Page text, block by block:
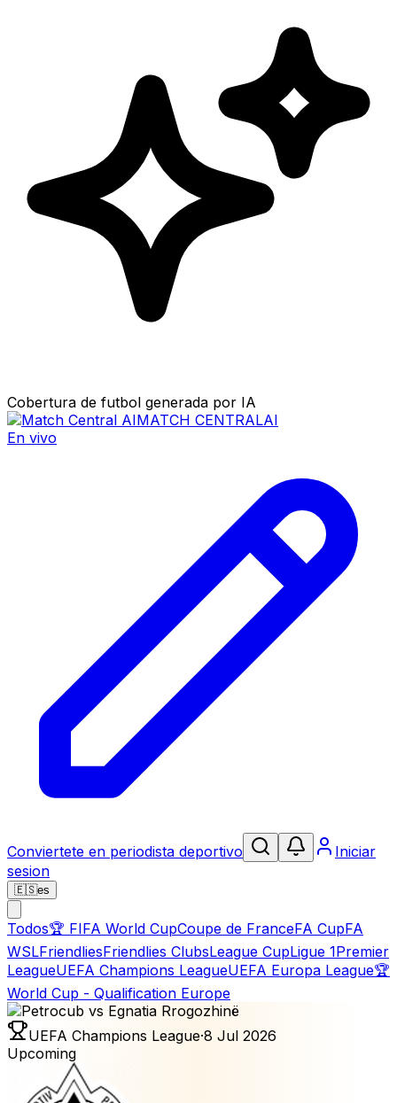
Cobertura de futbol generada por IA
MATCH CENTRALAI
En vivo
Conviertete en periodista deportivo
Iniciar
sesion
🇪🇸es
Todos🏆 FIFA World CupCoupe de FranceFA CupFA
WSLFriendliesFriendlies ClubsLeague CupLigue 1Premier
LeagueUEFA Champions LeagueUEFA Europa League🏆
World Cup - Qualification Europe
UEFA Champions League·8 Jul 2026
Upcoming